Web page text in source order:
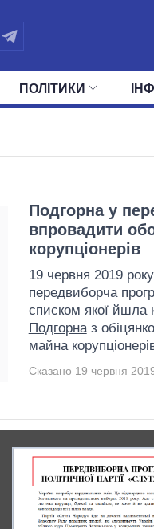
ПОЛIТИКИ
Подгорна у
впровадити
корупціонерів
19 червня 2019
передвиборча
списком якої йшла
Подгорназ
майна
Сказано 19 червня